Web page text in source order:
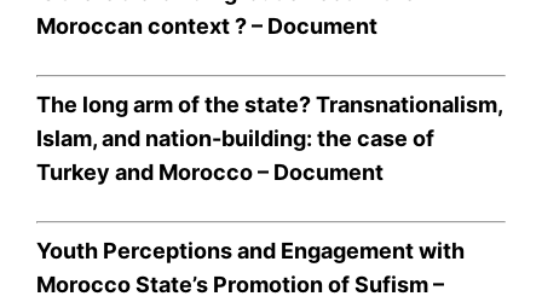
Nous contacter
Mon compte
La Revue de Presse
Intelligente cablée par
@OEF75 – 10 Mai 2016
Moroccan context ? – Document
The long arm of the state? Transnationalism,
Islam, and nation-building: the case of
Turkey and Morocco – Document
Youth Perceptions and Engagement with
Morocco State’s Promotion of Sufism –